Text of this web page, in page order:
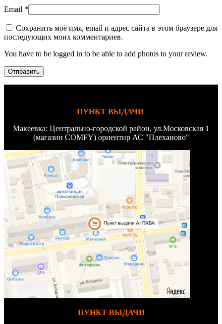
Email *
Сохранить моё имя, email и адрес сайта в этом браузере для
последующих моих комментариев.
You have to be logged in to be able to add photos to your review.
ПУНКТ ВЫДАЧИ
Макеевка: Центрально-городской район, ул.Московская 1
(магазин COMFY) ориентир АС "Плеханово"
ПУНКТ ВЫДАЧИ